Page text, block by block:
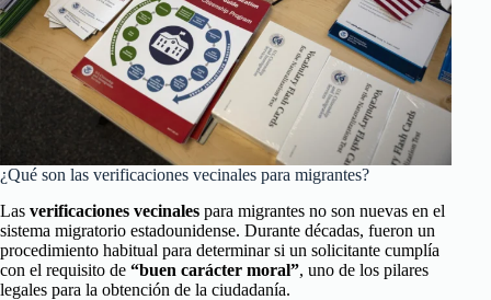
¿Qué son las verificaciones vecinales para migrantes?
Las verificaciones vecinales para migrantes no son nuevas en el
sistema migratorio estadounidense. Durante décadas, fueron un
procedimiento habitual para determinar si un solicitante cumplía
con el requisito de “buen carácter moral”, uno de los pilares
legales para la obtención de la ciudadanía.